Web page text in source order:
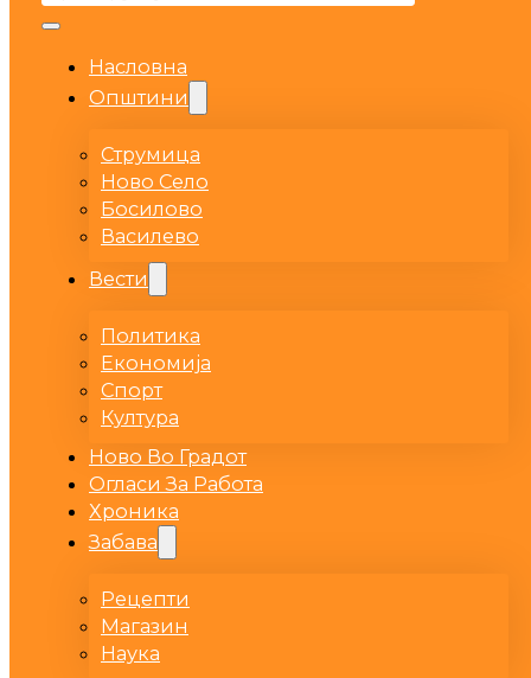
Насловна
Општини
Струмица
Ново Село
Босилово
Василево
Вести
Политика
Економија
Спорт
Култура
Ново Во Градот
Огласи За Работа
Хроника
Забава
Рецепти
Магазин
Наука